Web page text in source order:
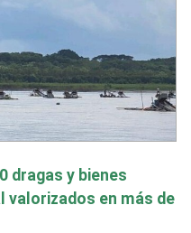
dragas y bienes
valorizados en más de